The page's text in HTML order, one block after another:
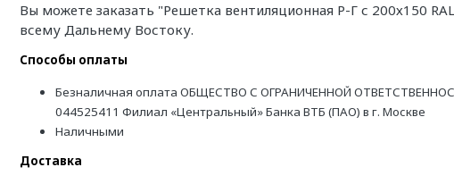
Вы можете заказать "Решетка вентиляционная Р-Г с 200х150
всему Дальнему Востоку.
Способы оплаты
Безналичная оплата ОБЩЕСТВО С ОГРАНИЧЕННОЙ
044525411 Филиал «Центральный» Банка ВТБ (ПАО) в г. Москве
Наличными
Доставка